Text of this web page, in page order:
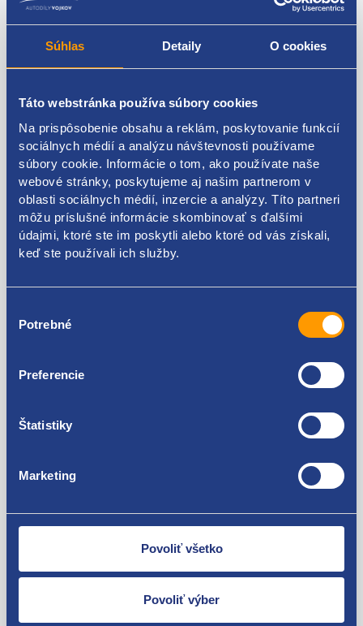
Súhlas Detaily O cookies
Táto webstránka používa súbory cookies
Na prispôsobenie obsahu a reklám, poskytovanie funkcií
sociálnych médií a analýzu návštevnosti používame
súbory cookie. Informácie o tom, ako používate naše
webové stránky, poskytujeme aj našim partnerom v
oblasti sociálnych médií, inzercie a analýzy. Títo partneri
môžu príslušné informácie skombinovať s ďalšími
údajmi, ktoré ste im poskytli alebo ktoré od vás získali,
keď ste používali ich služby.
súhlasu
Potrebné
Preferencie
Štatistiky
Marketing
Povoliť všetko
Povoliť výber
8200008718 8200067229
Použiteľné pre vozidlá
Renault Laguna II 2001 - 2005 1.6 16V - K4M
Renault Laguna II 2001 - 2005 1.8 16V - F4P
Renault Laguna II 2001 - 2005 1.9 dCi - F9Q
Renault Laguna II 2001 - 2005 2.0 16V - F4R
Renault Laguna II 2005 - 2007 2.0 16V - F4R
Za kvalitu ručíme!
O svojich zákazníkov sa staráme
Máme tisíce spokojných zákazníkov.